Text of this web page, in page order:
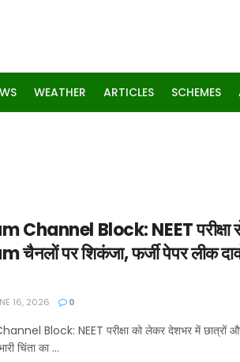
WEATHER ARTICLES SCHEMES
Channel Block: NEET परीक्षा
चैनलों पर शिकंजा, फर्जी पेपर लीक
16, 2026 0
Block: NEET परीक्षा को लेकर देशभर में छात्रों
चिंता का ...